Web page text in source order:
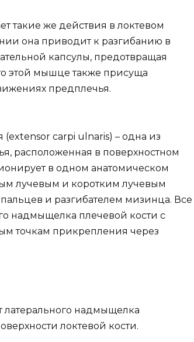
такие же действия в локтевом
она приводит к разгибанию в
капсулы, предотвращая
этой мышце также присуща
предплечья.
(extensor carpi ulnaris) – одна из
расположенная в поверхностном
в одном анатомическом
лучевым и коротким лучевым
пальцев и разгибателем мизинца. Все
надмыщелка плечевой кости с
точкам прикрепления через
латерального надмыщелка
локтевой кости.